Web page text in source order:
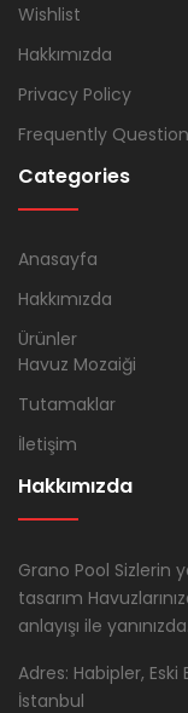
Wishlist
Hakkımızda
Privacy Policy
Frequently
Categories
Anasayfa
Hakkımızda
Ürünler
Havuz Mozaiği
Tutamaklar
İletişim
Hakkımızda
Grano Pool Sizlerin
tasarım
anlayışı ile yanınızda.
Adres: Habipler,
İstanbul